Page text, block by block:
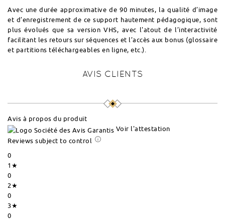
Avec une durée approximative de 90 minutes, la qualité d’image
et d’enregistrement de ce support hautement pédagogique, sont
plus évolués que sa version VHS, avec l'atout de l’interactivité
facilitant les retours sur séquences et l’accès aux bonus (glossaire
et partitions téléchargeables en ligne, etc.).
AVIS CLIENTS
Avis à propos du produit
Voir l'attestation
Reviews subject to control
0
1★
0
2★
0
3★
0